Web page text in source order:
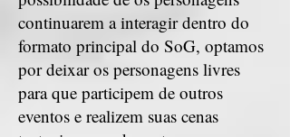
continuarem a interagir dentro do
formato principal do SoG, optamos
por deixar os personagens livres
para que participem de outros
eventos e realizem suas cenas